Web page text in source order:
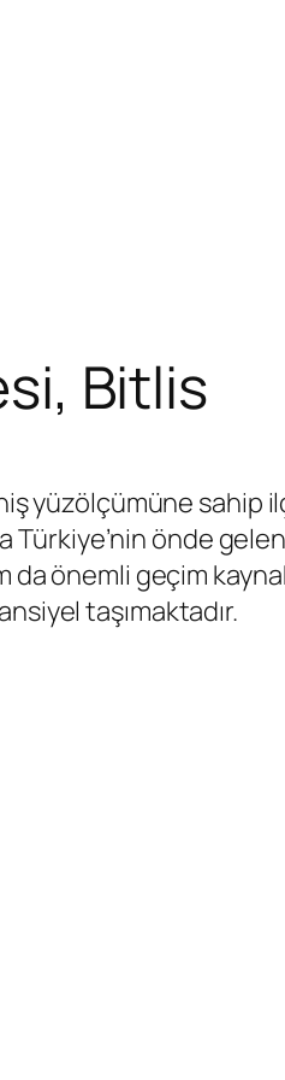
Bitlis
yüzölçümüne sahip
Türkiye’nin önde
önemli geçim
taşımaktadır.